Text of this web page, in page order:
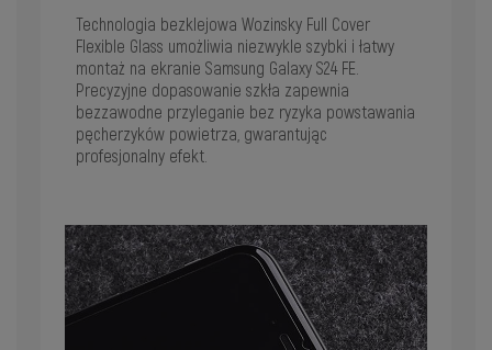
Technologia bezklejowa Wozinsky Full Cover
Flexible Glass umożliwia niezwykle szybki i łatwy
montaż na ekranie Samsung Galaxy S24 FE.
Precyzyjne dopasowanie szkła zapewnia
bezzawodne przyleganie bez ryzyka powstawania
pęcherzyków powietrza, gwarantując
profesjonalny efekt.